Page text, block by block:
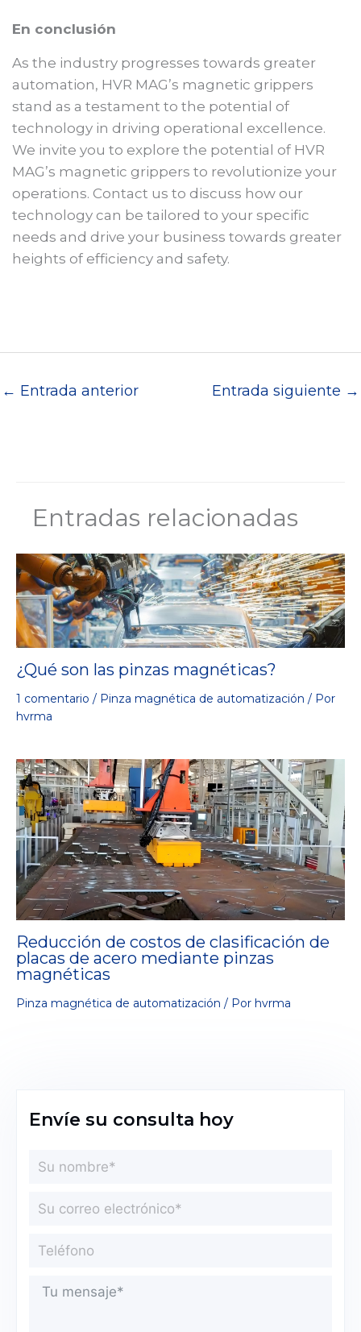
En conclusión
As the industry progresses towards greater
automation, HVR MAG’s magnetic grippers
stand as a testament to the potential of
technology in driving operational excellence.
We invite you to explore the potential of HVR
MAG’s magnetic grippers to revolutionize your
operations. Contact us to discuss how our
technology can be tailored to your specific
needs and drive your business towards greater
heights of efficiency and safety.
← Entrada anterior Entrada siguiente →
Entradas relacionadas
¿Qué son las pinzas magnéticas?
1 comentario / Pinza magnética de automatización / Por
hvrma
Reducción de costos de clasificación de
placas de acero mediante pinzas
magnéticas
Pinza magnética de automatización / Por hvrma
Envíe su consulta hoy